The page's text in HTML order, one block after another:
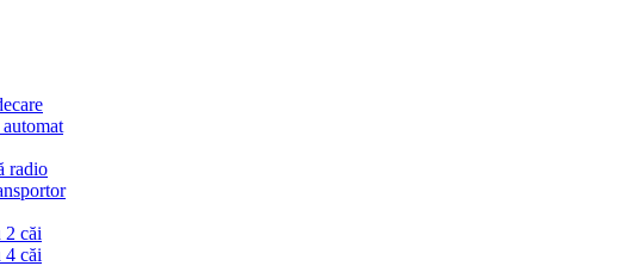
radio
2 căi
4 căi